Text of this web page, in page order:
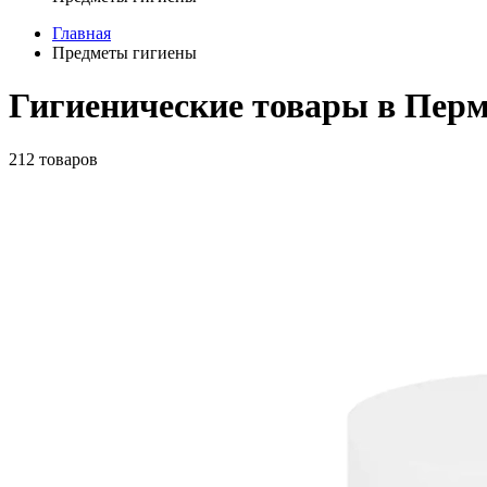
Главная
Предметы гигиены
Гигиенические товары в
212 товаров